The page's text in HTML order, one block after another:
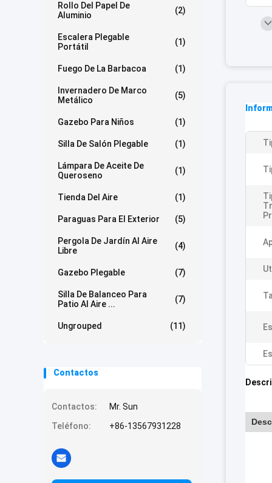
Rollo Del Papel De
Aluminio
(2)
Escalera Plegable
Portátil
(1)
Fuego De La Barbacoa (1)
Invernadero De Marco
Metálico
(5)
Gazebo Para Niños (1)
Silla De Salón Plegable (1)
Lámpara De Aceite De
Queroseno
(1)
Tienda Del Aire (1)
Paraguas Para El Exterior (5)
Pergola De Jardín Al Aire
Libre
(4)
Gazebo Plegable (7)
Silla De Balanceo Para
Patio Al Aire ...
(7)
Ungrouped (11)
Contactos
Contactos:
Mr. Sun
Teléfono:
+86-13567931228